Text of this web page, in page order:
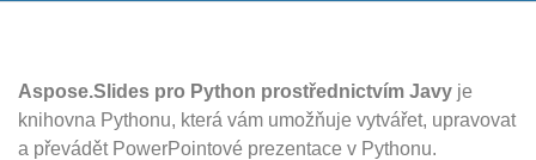
Aspose.Slides pro Python prostřednictvím Javy je
knihovna Pythonu, která vám umožňuje vytvářet, upravovat
a převádět PowerPointové prezentace v Pythonu.